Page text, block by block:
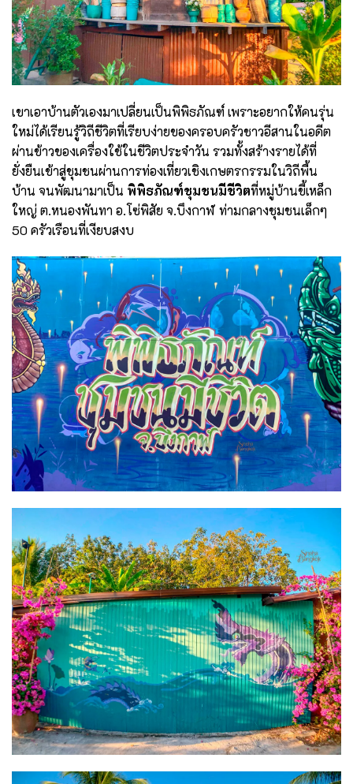
เขาเอาบ้านตัวเองมาเปลี่ยนเป็นพิพิธภัณฑ์ เพราะอยากให้คนรุ่น
ใหม่ได้เรียนรู้วิถีชีวิตที่เรียบง่ายของครอบครัวชาวอีสานในอดีต
ผ่านข้าวของเครื่องใช้ในชีวิตประจำวัน รวมทั้งสร้างรายได้ที่
ยั่งยืนเข้าสู่ชุมชนผ่านการท่องเที่ยวเชิงเกษตรกรรมในวิถีพื้น
บ้าน จนพัฒนามาเป็น พิพิธภัณฑ์ชุมชนมีชีวิตที่หมู่บ้านขี้เหล็ก
ใหญ่ ต.หนองพันทา อ.โซ่พิสัย จ.บึงกาฬ ท่ามกลางชุมชนเล็กๆ
50 ครัวเรือนที่เงียบสงบ